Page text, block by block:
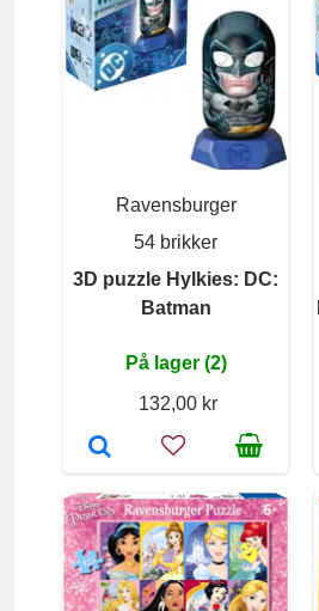
Ravensburger
54 brikker
3D puzzle Hylkies: DC:
Batman
På lager (2)
132,00 kr